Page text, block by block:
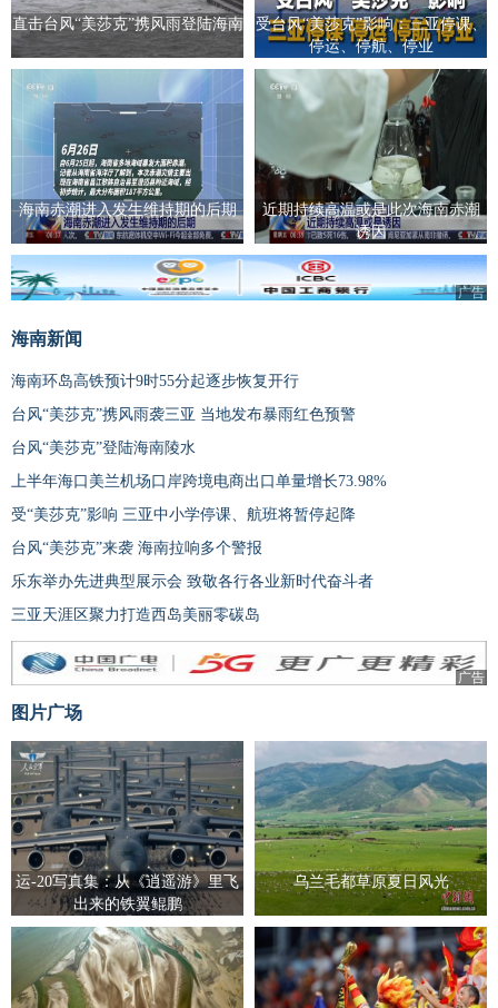
直击台风“美莎克”携风雨登陆海南
受台风“美莎克”影响：三亚停课、
停运、停航、停业
海南赤潮进入发生维持期的后期
近期持续高温或是此次海南赤潮
诱因
广告
海南新闻
海南环岛高铁预计9时55分起逐步恢复开行
台风“美莎克”携风雨袭三亚 当地发布暴雨红色预警
台风“美莎克”登陆海南陵水
上半年海口美兰机场口岸跨境电商出口单量增长73.98%
受“美莎克”影响 三亚中小学停课、航班将暂停起降
台风“美莎克”来袭 海南拉响多个警报
乐东举办先进典型展示会 致敬各行各业新时代奋斗者
三亚天涯区聚力打造西岛美丽零碳岛
广告
图片广场
运-20写真集：从《逍遥游》里飞
出来的铁翼鲲鹏
乌兰毛都草原夏日风光